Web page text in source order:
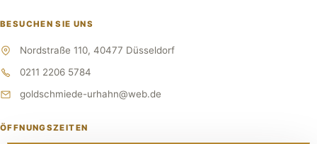
BESUCHEN SIE UNS
Nordstraße 110, 40477 Düsseldorf
0211 2206 5784
goldschmiede-urhahn@web.de
ÖFFNUNGSZEITEN